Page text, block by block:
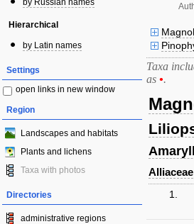
by Russian names
Hierarchical
by Latin names
Settings
open links in new window
Region
Landscapes and habitats
Plants and lichens
Taxa with photos
Directories
administrative regions
Taxa
as •.
Alliaceae
1.